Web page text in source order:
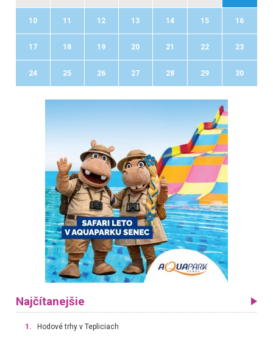
10 11 12 13 14 15 16
17 18 19 20 21 22 23
24 25 26 27 28 29 30
Najčítanejšie
1. Hodové trhy v Tepliciach